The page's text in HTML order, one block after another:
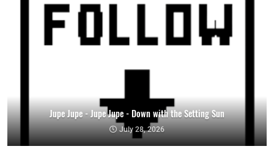
Jupe Jupe - Jupe Jupe - Down with the Setting Sun
July 28, 2026